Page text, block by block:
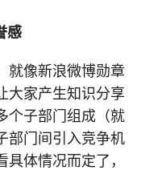
感
就像新浪微博勋章
大家产生知识分享
个子部门组成（就
部门间引入竞争机
体情况而定了，